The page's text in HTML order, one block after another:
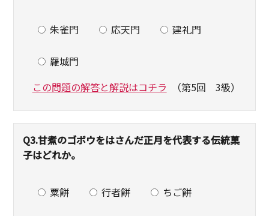
朱雀門 応天門 建礼門
羅城門
この問題の解答と解説はコチラ （第5回 3級）
Q3.甘煮のゴボウをはさんだ正月を代表する伝統菓
子はどれか。
粟餅 行者餅 ちご餅